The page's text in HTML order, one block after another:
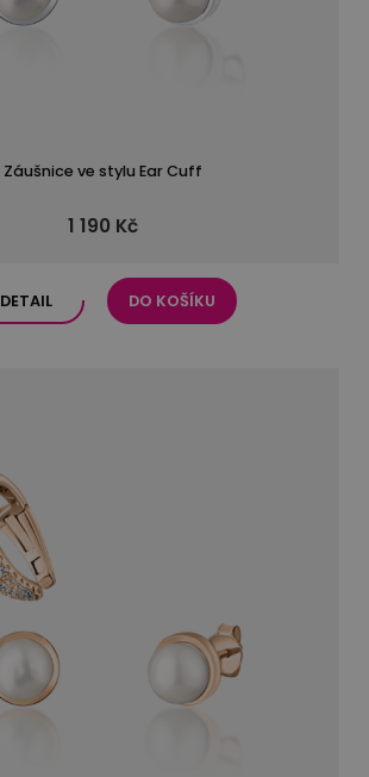
Záušnice ve stylu Ear Cuff
1 190 Kč
DETAIL DO KOŠÍKU